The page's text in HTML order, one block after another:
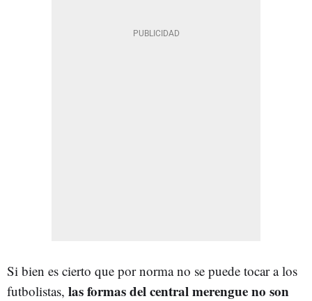
Si bien es cierto que por norma no se puede tocar a los
futbolistas, las formas del central merengue no son